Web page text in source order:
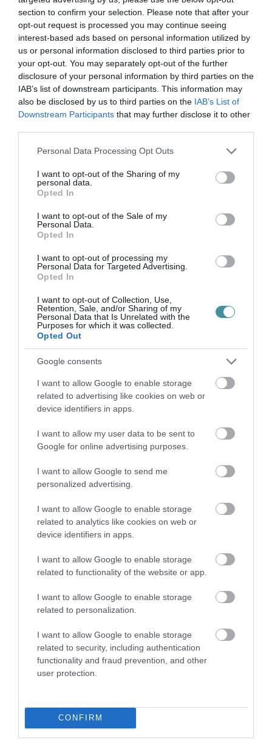
section to confirm your selection. Please note that after your
opt-out request is processed you may continue seeing
interest-based ads based on personal information utilized by
us or personal information disclosed to third parties prior to
your opt-out. You may separately opt-out of the further
disclosure of your personal information by third parties on the
IAB’s list of downstream participants. This information may
also be disclosed by us to third parties on the IAB’s List of
Downstream Participants that may further disclose it to other
Please note that this website/app uses one or more Google
not limited to your visit or usage behaviour. You may click to
grant or deny consent to Google and its third-party tags to
use your data for below specified purposes in below Google
consent section.
Personal Data Processing Opt Outs
I want to opt-out of the Sharing of my
personal data.
Opted In
I want to opt-out of the Sale of my
Personal Data.
Opted In
I want to opt-out of processing my
Personal Data for Targeted Advertising.
Opted In
I want to opt-out of Collection, Use,
Retention, Sale, and/or Sharing of my
Personal Data that Is Unrelated with the
Purposes for which it was collected.
Opted Out
Google consents
I want to allow Google to enable storage
related to advertising like cookies on web or
device identifiers in apps.
I want to allow my user data to be sent to
Google for online advertising purposes.
I want to allow Google to send me
personalized advertising.
I want to allow Google to enable storage
related to analytics like cookies on web or
device identifiers in apps.
I want to allow Google to enable storage
related to functionality of the website or app.
I want to allow Google to enable storage
related to personalization.
I want to allow Google to enable storage
related to security, including authentication
functionality and fraud prevention, and other
user protection.
CONFIRM
TANULJ NÉMETÜL OTTHONRÓL: A
DIGITÁLIS TANULÁS ELŐNYEI
2026. augusztus 07|Promóció
LEÁLLÍTOTT SZOLGÁLTATÁSOK AZ EGRI...
2026. augusztus 07
2026. augusztus 07 Mindenki ügye
MINDHÁROM ÜTEMBEN DOLGOZNAK A 25-
2026. augusztus 07|Eger ügye
HALMENTÉS SZARVASKŐNÉL: ŐSHONOS
ÉS VÉDETT HALAKAT MENTETT...
2026. augusztus 07|Környék ügye
ZÁPOROK, ZIVATAROK KIALAKULHATNAK
2026. augusztus 07
MENTŐK IS A HELYSZÍNRE ÉRKE...
2026. augusztus 06 | Riasztó
HÍREK A GARÁZSBÓL: CHERY TIGGO 9
PHEV LUXURY – A KÍNAI PR...
2026. augusztus 06|Barta Autó